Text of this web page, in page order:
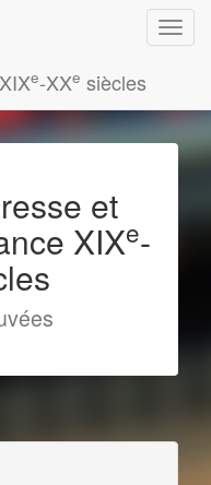
e-XXe siècles
et
XIXe-